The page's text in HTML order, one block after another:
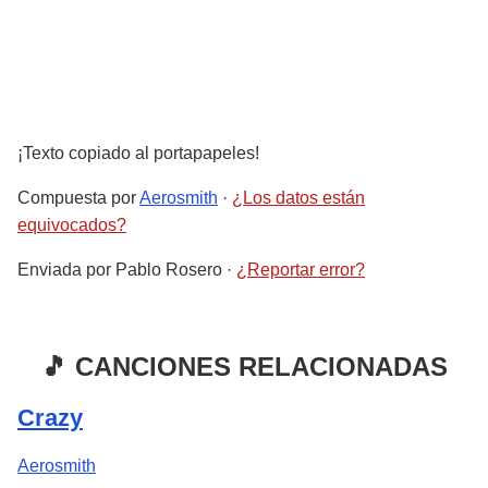
¡Texto copiado al portapapeles!
Compuesta porAerosmith · ¿Los datos están
equivocados?
Enviada por Pablo Rosero · ¿Reportar error?
🎵 CANCIONES RELACIONADAS
Crazy
Aerosmith